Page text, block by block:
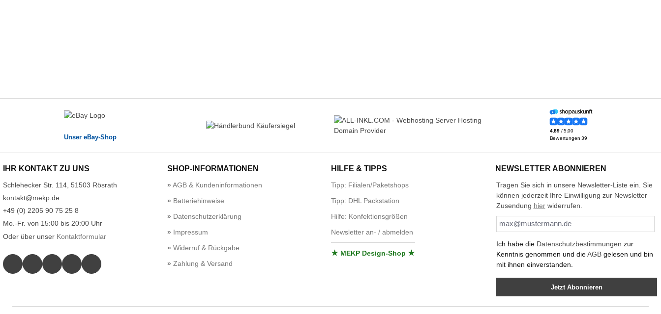
Unser eBay-Shop
IHR KONTAKT ZU UNS
Schlehecker Str. 114, 51503 Rösrath
kontakt@mekp.de
+49 (0) 2205 90 75 25 8
Mo.-Fr. von 15:00 bis 20:00 Uhr
Oder über unser Kontaktformular
SHOP-INFORMATIONEN
AGB & Kundeninformationen
Batteriehinweise
Datenschutzerklärung
Impressum
Widerruf & Rückgabe
Zahlung & Versand
HILFE & TIPPS
Tipp: Filialen/Paketshops
Tipp: DHL Packstation
Hilfe: Konfektionsgrößen
Newsletter an- / abmelden
★ MEKP Design-Shop ★
NEWSLETTER ABONNIEREN
Tragen Sie sich in unsere Newsletter-Liste ein. Sie
können jederzeit Ihre Einwilligung zur Newsletter
Zusendung hierwiderrufen.
Ich habe die Datenschutzbestimmungen zur
Kenntnis genommen und dieAGBgelesen und bin
mit ihnen einverstanden.
Jetzt Abonnieren